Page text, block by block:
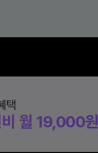
택
월 19,000원